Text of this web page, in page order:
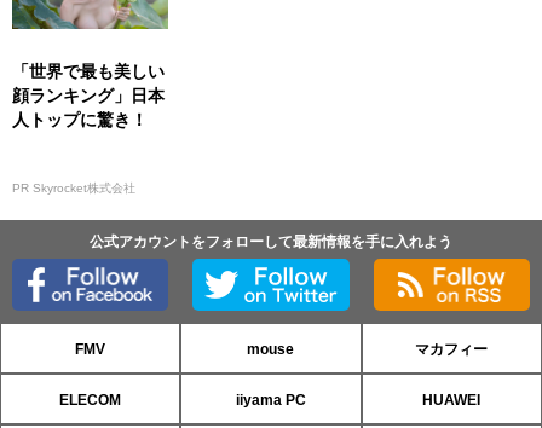
「世界で最も美しい
顔ランキング」日本
人トップに驚き！
PR Skyrocket株式会社
公式アカウントをフォローして最新情報を手に入れよう
FMV mouse マカフィー
ELECOM iiyama PC HUAWEI